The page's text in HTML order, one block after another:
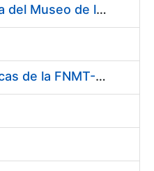
Contratación de la Construcción y Montaje de un Espacio Demo Interactivo (EDI) en una sala del Museo de la Fábrica Nacional de Moneda y Timbre-Real Casa de la Moneda en Madrid
Contratación del suministro de medicamentos, vacunas y demás especialidades farmacéuticas de la FNMT-RCM